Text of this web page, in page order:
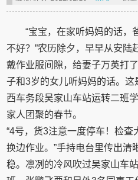
“宝宝，在家听妈妈的话，
不好？”农历除夕，早早从安陆
戴作业服间隙，给妻子万英打
子和3岁的女儿听妈妈的话。
西车务段吴家山车站运转二班
家人团聚的春节。
“4号，货3注意一度停车！检
换边作业。”手持电台里传出清
稳。凛冽的冷风吹过吴家山车